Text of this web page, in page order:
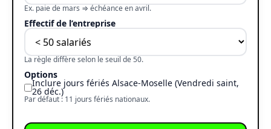
Ex. paie de mars ⇒ échéance en avril.
Effectif de l’entreprise
La règle diffère selon le seuil de 50.
Options
Inclure jours fériés Alsace-Moselle (Vendredi saint,
26 déc.)
Par défaut : 11 jours fériés nationaux.